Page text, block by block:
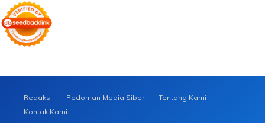
Redaksi Pedoman Media Siber
Tentang Kami
Kontak Kami